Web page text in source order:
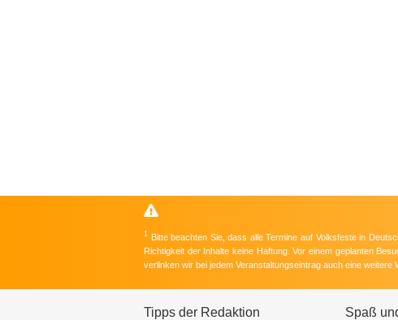
1
Bitte beachten Sie, dass alle Termine auf Volksfeste in
Richtigkeit der Inhalte keine Haftung. Vor einem geplanten
verlinken wir bei jedem Veranstaltungseintrag auch eine
Tipps der Redaktion Spaß